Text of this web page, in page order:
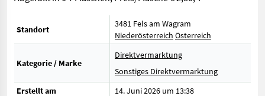
Standort
3481 Fels am Wagram
Niederösterreich Österreich
Kategorie / Marke
Direktvermarktung
Sonstiges Direktvermarktung
Erstellt am
14. Juni 2026 um 13:38